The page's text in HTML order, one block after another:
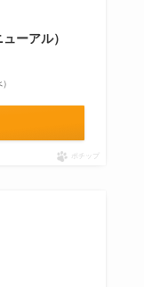
ーアル）
ポチップ